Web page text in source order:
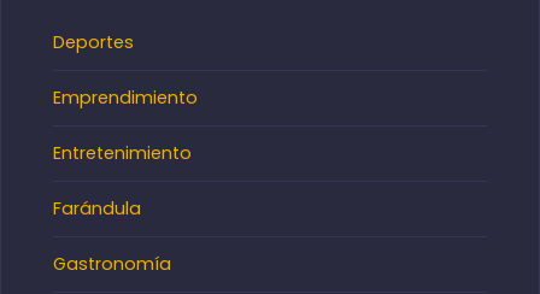
Deportes
Emprendimiento
Entretenimiento
Farándula
Gastronomía